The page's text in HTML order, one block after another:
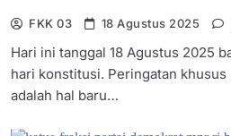
FKK 03 18 Agustus 2025
Hari ini tanggal 18 Agustus 2025
hari konstitusi. Peringatan
adalah hal baru…